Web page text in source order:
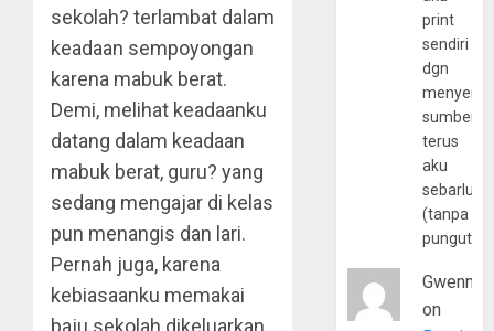
sekolah? terlambat dalam
keadaan sempoyongan
karena mabuk berat.
Demi, melihat keadaanku
datang dalam keadaan
mabuk berat, guru? yang
sedang mengajar di kelas
pun menangis dan lari.
Pernah juga, karena
kebiasaanku memakai
baju sekolah dikeluarkan,
print
sendiri
dgn
sumber
terus
aku
(tanpa
Gwenny
on